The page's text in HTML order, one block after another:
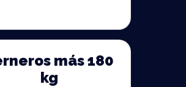
más 180
kg